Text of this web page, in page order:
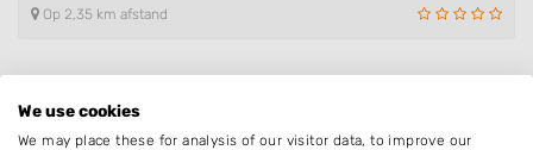
Op 2,35 km afstand
Hoveniersbedrijf De Hofmaekers
We use cookies
We may place these for analysis of our visitor data, to improve our